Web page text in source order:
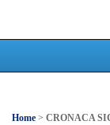
Home > CRONACA